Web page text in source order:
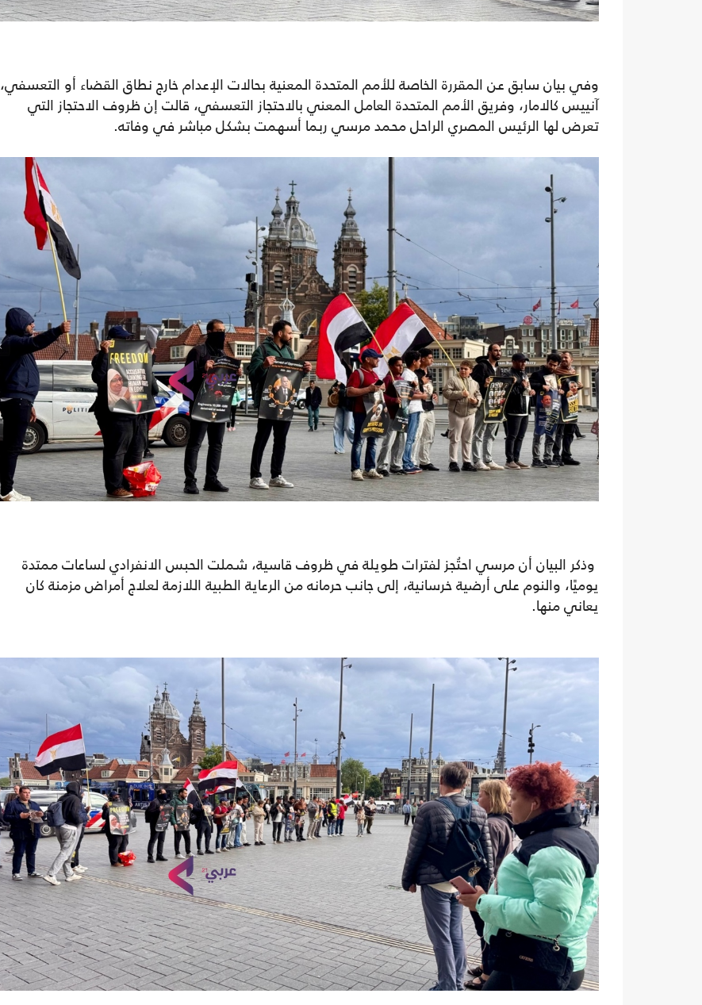
وفي بيان سابق عن المقررة الخاصة للأمم المتحدة المعنية بحالات الإعدام خارج نطاق القضاء أو التعسفي،
آنييس كالامار، وفريق الأمم المتحدة العامل المعني بالاحتجاز التعسفي، قالت إن ظروف الاحتجاز التي
تعرض لها الرئيس المصري الراحل محمد مرسي ربما أسهمت بشكل مباشر في وفاته.
وذكر البيان أن مرسي احتُجز لفترات طويلة في ظروف قاسية، شملت الحبس الانفرادي لساعات ممتدة
يوميًا، والنوم على أرضية خرسانية، إلى جانب حرمانه من الرعاية الطبية اللازمة لعلاج أمراض مزمنة كان
يعاني منها.